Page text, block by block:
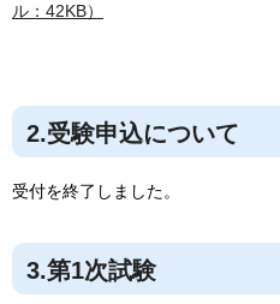
ル：42KB）
2.受験申込について
受付を終了しました。
3.第1次試験